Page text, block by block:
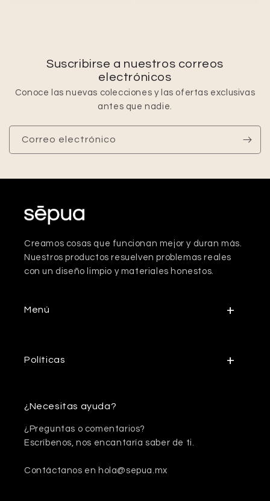
Suscribirse a nuestros correos
electrónicos
Conoce las nuevas colecciones y las ofertas exclusivas
antes que nadie.
Correo electrónico
Creamos cosas que funcionan mejor y duran más.
Nuestros productos resuelven problemas reales
con un diseño limpio y materiales honestos.
Menú
Políticas
¿Necesitas ayuda?
¿Preguntas o comentarios?
Escríbenos, nos encantaría saber de ti.
Contáctanos en hola@sepua.mx